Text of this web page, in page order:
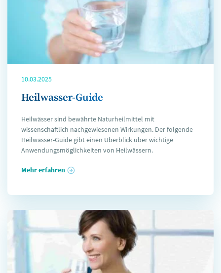
10.03.2025
Heilwasser-Guide
Heilwässer sind bewährte Naturheilmittel mit
wissenschaftlich nachgewiesenen Wirkungen. Der folgende
Heilwasser-Guide gibt einen Überblick über wichtige
Anwendungsmöglichkeiten von Heilwässern.
Mehr erfahren